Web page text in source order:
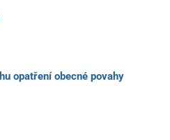
opatření obecné povahy